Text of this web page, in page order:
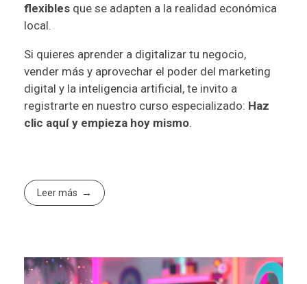
flexibles que se adapten a la realidad económica
local.
Si quieres aprender a digitalizar tu negocio,
vender más y aprovechar el poder del marketing
digital y la inteligencia artificial, te invito a
registrarte en nuestro curso especializado: Haz
clic aquí y empieza hoy mismo.
Leer más